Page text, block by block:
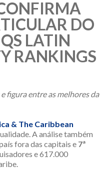
DO
LATIN
RANKINGS
figura entre as melhores da
& The Caribbean
A análise também
fora das capitais e 7ª
e 617.000